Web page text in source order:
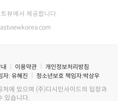
뷰에서 제공합니다.
이용약관
개인정보처리방침
자: 유혜진 청소년보호 책임자:박상우
에 있으며 (주)디시인사이드의 입장과
있습니다.